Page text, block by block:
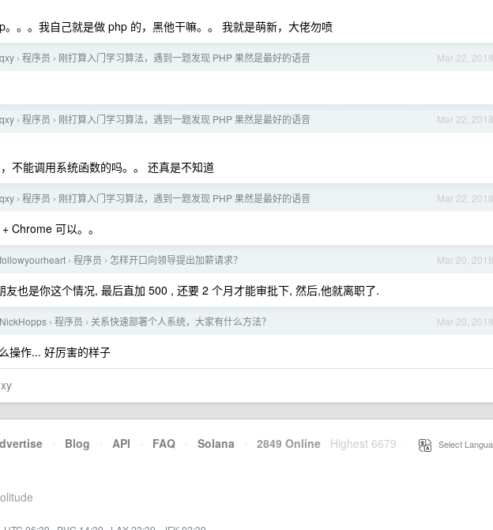
。。。我自己就是做 php 的，黑他干嘛。。 我就是萌新，大佬勿喷
Mar 22, 2018
qxy › 程序员 › 刚打算入门学习算法，遇到一题发现 PHP 果然是最好的语音
Mar 22, 2018
qxy › 程序员 › 刚打算入门学习算法，遇到一题发现 PHP 果然是最好的语音
不能调用系统函数的吗。。 还真是不知道
Mar 22, 2018
qxy › 程序员 › 刚打算入门学习算法，遇到一题发现 PHP 果然是最好的语音
Chrome 可以。。
Mar 20, 2018
followyourheart › 程序员 › 怎样开口向领导提出加薪请求？
友也是你这个情况, 最后直加 500 , 还要 2 个月才能审批下, 然后,他就离职了.
Mar 20, 2018
NickHopps › 程序员 › 关系快速部署个人系统，大家有什么方法？
操作... 好厉害的样子
· Blog · API · FAQ · Solana · 2849 Online Highest 6679 Select